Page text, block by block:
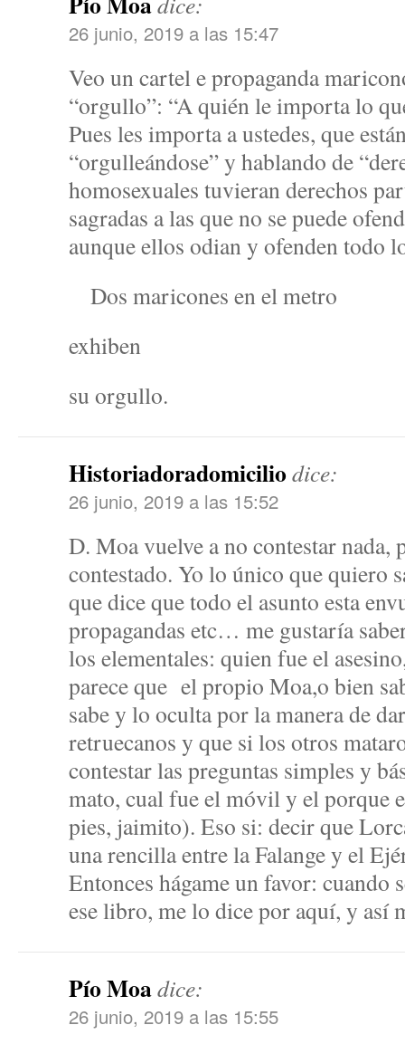
26 junio, 2019 a las 15:47
Veo un cartel e propaganda
“orgullo”: “A quién le importa lo
Pues les importa a ustedes, que
“orgulleándose” y hablando de
homosexuales tuvieran derechos
sagradas a las que no se puede
aunque ellos odian y ofenden todo
Dos maricones en el metro
exhiben
su orgullo.
Historiadoradomiciliodice:
26 junio, 2019 a las 15:52
D. Moa vuelve a no contestar nada,
contestado. Yo lo único que quiero
que dice que todo el asunto esta
propagandas etc… me gustaría
los elementales: quien fue el
parece que el propio Moa,o bien
sabe y lo oculta por la manera de
retruecanos y que si los otros
contestar las preguntas simples y
mato, cual fue el móvil y el porque
pies, jaimito). Eso si: decir que
una rencilla entre la Falange y el
Entonces hágame un favor: cuando
ese libro, me lo dice por aquí, y así
Pío Moadice:
26 junio, 2019 a las 15:55